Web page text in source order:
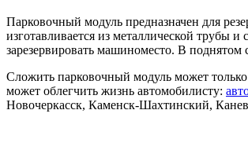
Парковочный модуль предназначен для
изготавливается из металлической трубы
зарезервировать машиноместо. В
Сложить парковочный модуль может
может облегчить жизнь автомобилисту:
Новочеркасск, Каменск-Шахтинский,